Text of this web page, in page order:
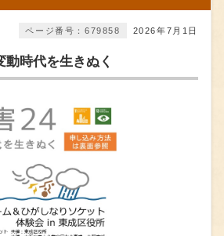
2026年7月1日
ページ番号：679858
時代を生きぬく